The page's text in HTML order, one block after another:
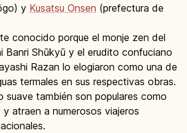
y Kusatsu Onsen (prefectura de
conocido porque el monje zen del
Banri Shūkyū y el erudito confuciano
Razan lo elogiaron como una de
termales en sus respectivas obras.
suave también son populares como
y atraen a numerosos viajeros